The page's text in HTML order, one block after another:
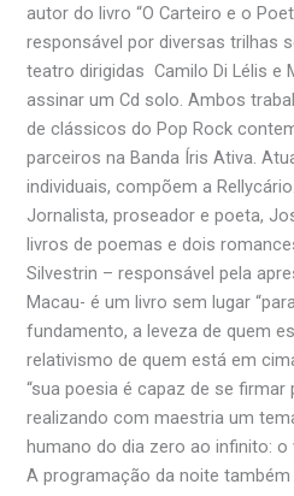
autor do livro “O Carteiro e o
responsável por diversas trilhas
teatro dirigidas Camilo Di Lélis e
assinar um Cd solo. Ambos
de clássicos do Pop Rock
parceiros na Banda Íris Ativa.
individuais, compõem a Rellycário.
Jornalista, proseador e poeta,
livros de poemas e dois
Silvestrin – responsável pela
Macau- é um livro sem lugar
fundamento, a leveza de quem
relativismo de quem está em
“sua poesia é capaz de se firmar
realizando com maestria um
humano do dia zero ao infinito: o
A programação da noite